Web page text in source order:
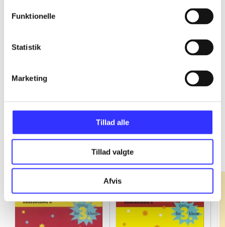
Funktionelle
Statistik
Marketing
Tillad alle
Tillad valgte
Afvis
Fandango - dansk for 3. klasse